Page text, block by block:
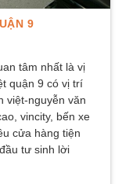
9
tâm nhất là vị
quận 9 có vị trí
việt-nguyễn văn
vincity, bến xe
cửa hàng tiện
tư sinh lời